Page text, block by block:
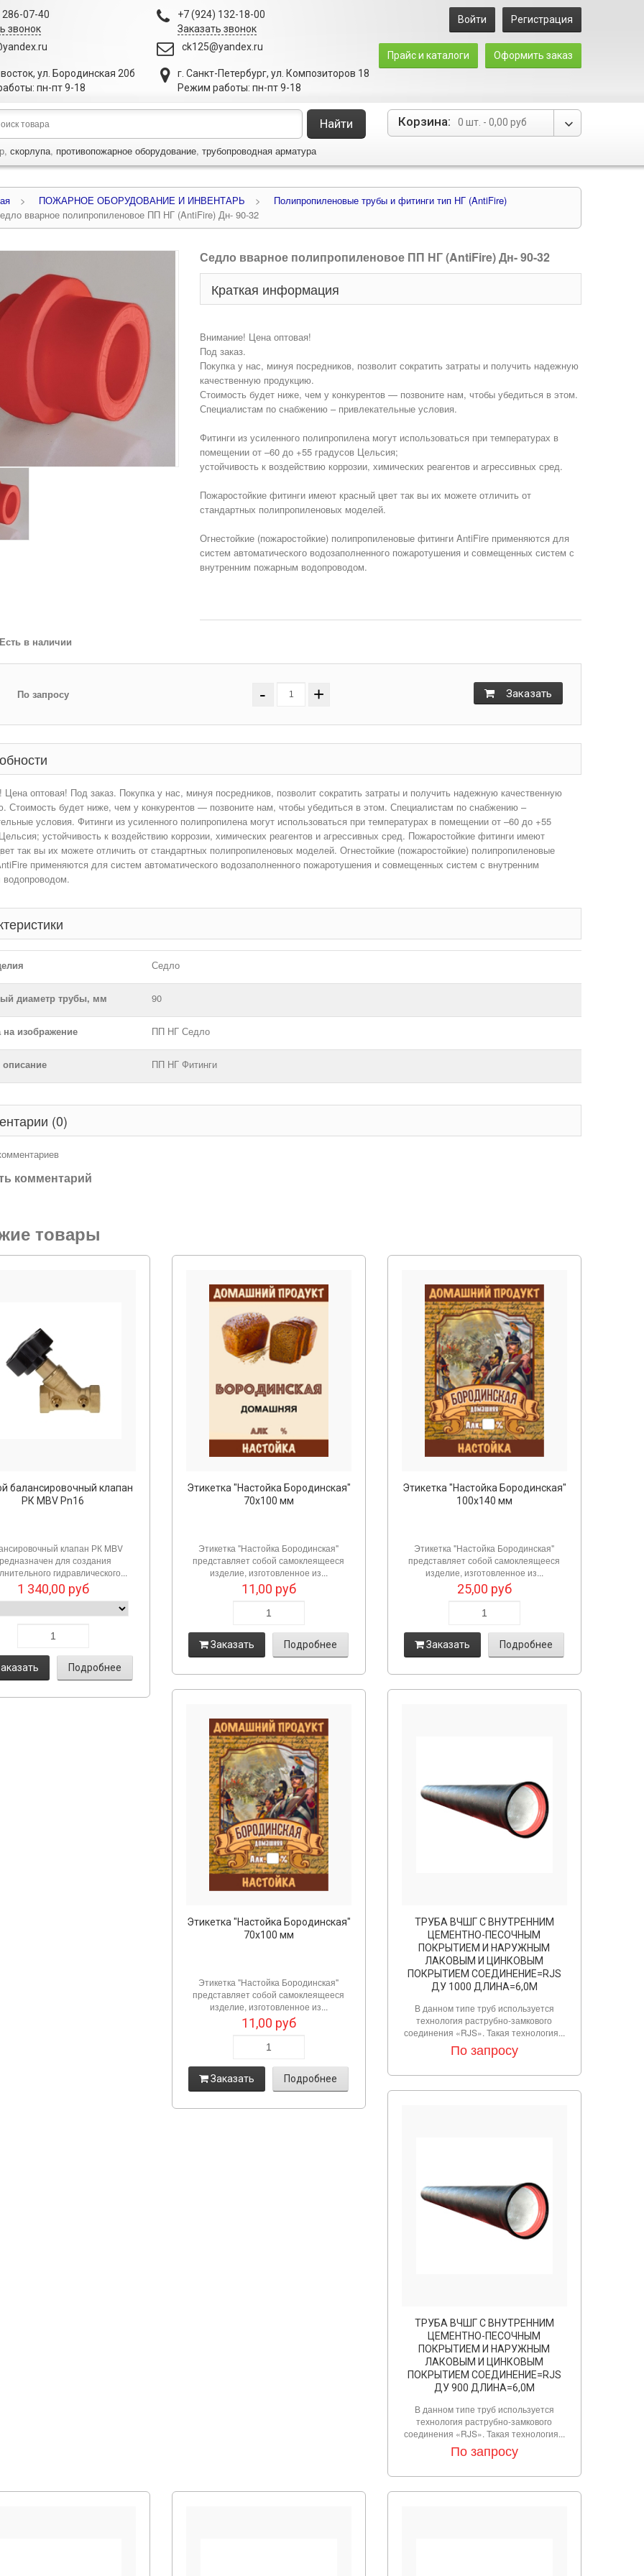
Войти Регистрация
Прайс и каталоги Оформить заказ
286-07-40
звонок
, ул. Бородинская 20б
пн-пт 9-18
+7 (924) 132-18-00
Заказать звонок
ck125@yandex.ru
г. Санкт-Петербург, ул. Композиторов 18
Режим работы: пн-пт 9-18
Корзина: 0 шт. - 0,00 руб
Найти
скорлупа, противопожарное оборудование, трубопроводная арматура
> ПОЖАРНОЕ ОБОРУДОВАНИЕ И ИНВЕНТАРЬ >
Полипропиленовые трубы и фитинги тип НГ (AntiFire)
вварное полипропиленовое ПП НГ (AntiFire) Дн- 90-32
Седло вварное полипропиленовое ПП НГ (AntiFire) Дн- 90-32
Краткая информация
Внимание! Цена оптовая!
Под заказ.
Покупка у нас, минуя посредников, позволит сократить затраты и получить надежную
качественную продукцию.
Стоимость будет ниже, чем у конкурентов — позвоните нам, чтобы убедиться в этом.
Специалистам по снабжению – привлекательные условия.
Фитинги из усиленного полипропилена могут использоваться при температурах в
помещении от –60 до +55 градусов Цельсия;
устойчивость к воздействию коррозии, химических реагентов и агрессивных сред.
Пожаростойкие фитинги имеют красный цвет так вы их можете отличить от
стандартных полипропиленовых моделей.
Огнестойкие (пожаростойкие) полипропиленовые фитинги AntiFire применяются для
систем автоматического водозаполненного пожаротушения и совмещенных систем с
внутренним пожарным водопроводом.
Есть в наличии
По запросу - + Заказать
оптовая! Под заказ. Покупка у нас, минуя посредников, позволит сократить затраты и получить надежную качественную
Стоимость будет ниже, чем у конкурентов — позвоните нам, чтобы убедиться в этом. Специалистам по снабжению –
условия. Фитинги из усиленного полипропилена могут использоваться при температурах в помещении от –60 до +55
устойчивость к воздействию коррозии, химических реагентов и агрессивных сред. Пожаростойкие фитинги имеют
так вы их можете отличить от стандартных полипропиленовых моделей. Огнестойкие (пожаростойкие) полипропиленовые
применяются для систем автоматического водозаполненного пожаротушения и совмещенных систем с внутренним
Седло
диаметр трубы, мм 90
изображение ПП НГ Седло
ПП НГ Фитинги
(0)
комментарий
товары
балансировочный клапан
РК MBV Pn16
клапан РК MBV
для создания
гидравлического...
1 340,00 руб
Подробнее
Этикетка "Настойка Бородинская"
70х100 мм
Этикетка "Настойка Бородинская"
представляет собой самоклеящееся
изделие, изготовленное из...
11,00 руб
Заказать Подробнее
Этикетка "Настойка Бородинская"
100х140 мм
Этикетка "Настойка Бородинская"
представляет собой самоклеящееся
изделие, изготовленное из...
25,00 руб
Заказать Подробнее
Этикетка "Настойка Бородинская"
70х100 мм
Этикетка "Настойка Бородинская"
представляет собой самоклеящееся
изделие, изготовленное из...
11,00 руб
Заказать Подробнее
ТРУБА ВЧШГ С ВНУТРЕННИМ
ЦЕМЕНТНО-ПЕСОЧНЫМ
ПОКРЫТИЕМ И НАРУЖНЫМ
ЛАКОВЫМ И ЦИНКОВЫМ
ПОКРЫТИЕМ СОЕДИНЕНИЕ=RJS
ДУ 1000 ДЛИНА=6,0М
В данном типе труб используется
технология раструбно-замкового
соединения «RJS». Такая технология...
По запросу
ТРУБА ВЧШГ С ВНУТРЕННИМ
ЦЕМЕНТНО-ПЕСОЧНЫМ
ПОКРЫТИЕМ И НАРУЖНЫМ
ЛАКОВЫМ И ЦИНКОВЫМ
ПОКРЫТИЕМ СОЕДИНЕНИЕ=RJS
ДУ 900 ДЛИНА=6,0М
В данном типе труб используется
технология раструбно-замкового
соединения «RJS». Такая технология...
По запросу